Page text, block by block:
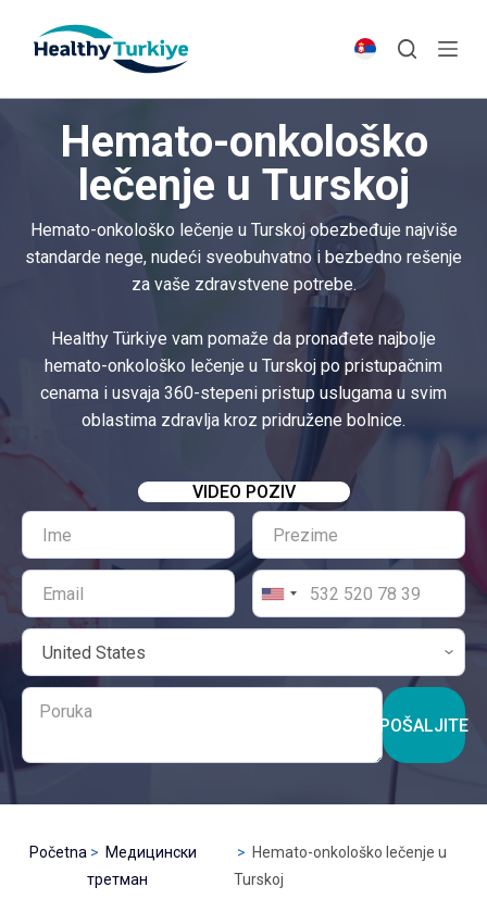
p
t
Hemato-onkološko
lečenje u Turskoj
Hemato-onkološko lečenje u Turskoj obezbeđuje najviše
standarde nege, nudeći sveobuhvatno i bezbedno rešenje
za vaše zdravstvene potrebe.
Healthy Türkiye vam pomaže da pronađete najbolje
hemato-onkološko lečenje u Turskoj po pristupačnim
cenama i usvaja 360-stepeni pristup uslugama u svim
oblastima zdravlja kroz pridružene bolnice.
VIDEO POZIV
POŠALJITE
Početna
Медицински
третман
Hemato-onkološko lečenje u
Turskoj